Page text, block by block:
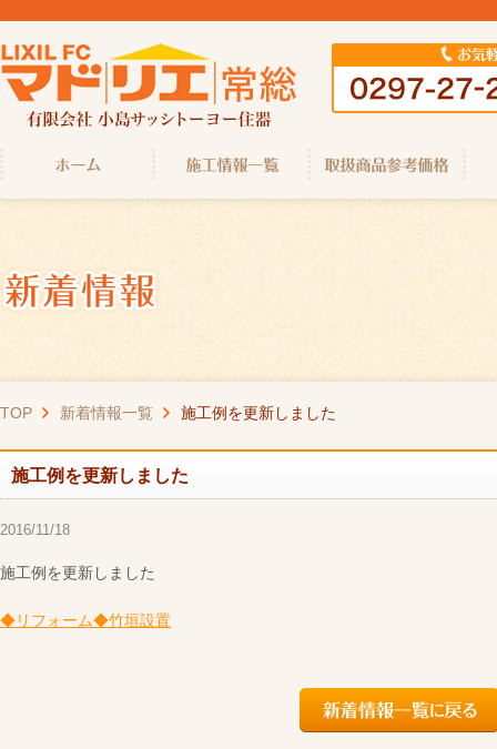
TOP 新着情報一覧 施工例を更新しました
施工例を更新しました
2016/11/18
施工例を更新しました
◆リフォーム◆竹垣設置